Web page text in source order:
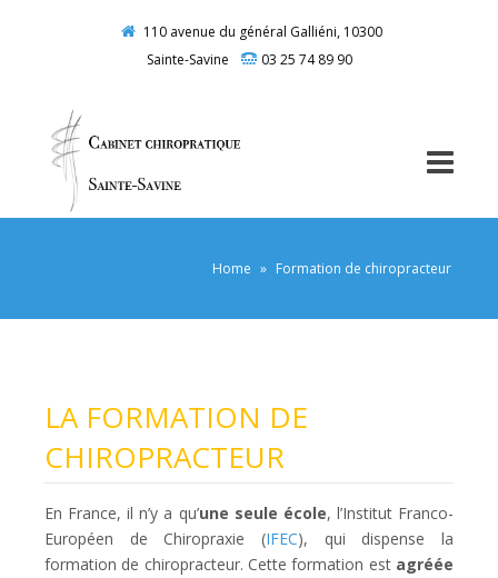
110 avenue du général Galliéni, 10300
Sainte-Savine
03 25 74 89 90
Home » Formation de chiropracteur
LA FORMATION DE
CHIROPRACTEUR
En France, il n’y a qu’une seule école, l’Institut Franco-
Européen de Chiropraxie (IFEC), qui dispense la
formation de chiropracteur. Cette formation est agréée